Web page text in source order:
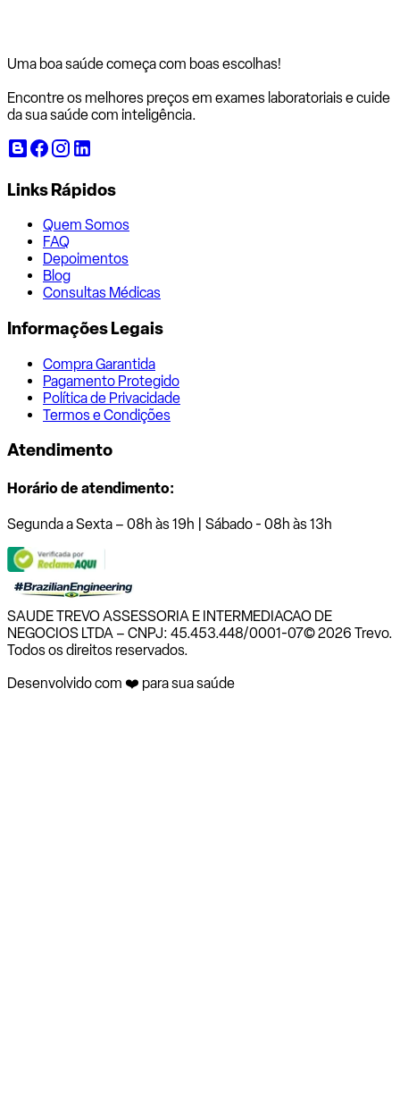
Uma boa saúde começa com boas escolhas!
Encontre os melhores preços em exames laboratoriais e cuide
da sua saúde com inteligência.
Links Rápidos
Quem Somos
FAQ
Depoimentos
Blog
Consultas Médicas
Informações Legais
Compra Garantida
Pagamento Protegido
Política de Privacidade
Termos e Condições
Atendimento
Horário de atendimento:
Segunda a Sexta – 08h às 19h | Sábado - 08h às 13h
SAUDE TREVO ASSESSORIA E INTERMEDIACAO DE
NEGOCIOS LTDA – CNPJ: 45.453.448/0001-07© 2026 Trevo.
Todos os direitos reservados.
Desenvolvido com ❤️ para sua saúde